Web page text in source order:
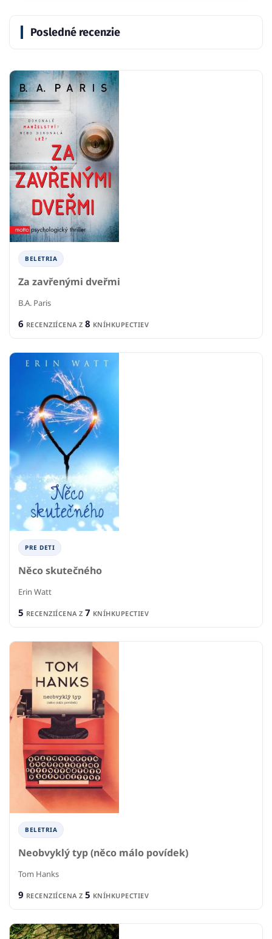
Posledné recenzie
BELETRIA
Za zavřenými dveřmi
B.A. Paris
6 RECENZIÍCENA Z 8 KNÍHKUPECTIEV
PRE DETI
Něco skutečného
Erin Watt
5 RECENZIÍCENA Z 7 KNÍHKUPECTIEV
BELETRIA
Neobvyklý typ (něco málo povídek)
Tom Hanks
9 RECENZIÍCENA Z 5 KNÍHKUPECTIEV